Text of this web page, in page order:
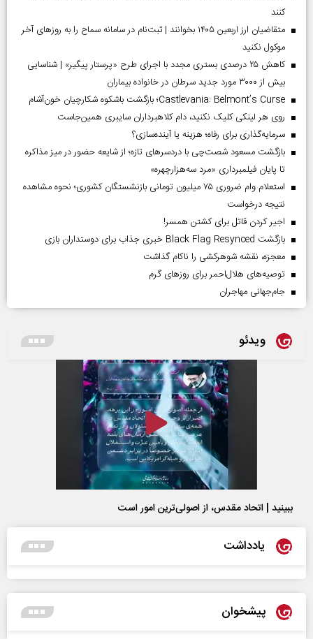
کنند
متقاضیان ارز اربعین ۱۴۰۵ بخوانند | ثبت‌نام در سامانه سماح را به روز‌های آخر
موکول نکنید
کاهش ۲۵ درصدی بستری مجدد با اجرای طرح «پرستار پیگیر» | شناسایی
بیش از ۳۰۰۰ مورد جدید سرطان در خانواده بیماران
Castlevania: Belmont’s Curse؛ بازگشت باشکوه شکارچیان خون‌آشام
روی هر لینکی کلیک نکنید، دام کلاهبرداران سایبری همین‌جاست
سرمایه‌گذاری برای رفاه؛ هزینه یا آینده‌سازی؟
بازگشت مسعود شصت‌چی با دردسر‌های تازه؛ از شایعه حضور در میز مذاکره
تا پایان فیلمبرداری «مرد سه‌هزارچهره»
استعلام وام ضروری ۷۵ میلیون تومانی بازنشستگان کشوری؛ نحوه مشاهده
نتیجه درخواست
اجیر کردن قاتل برای کشتن همسر!
بازگشت Black Flag Resynced خبری جذاب برای دوستداران بازی
معجزه، نقشه شوهرکشی را ناکام گذاشت
توصیه‌های هلال‌احمر برای روز‌های گرم
جام‌جهانی مهاجران
ویدئو
ببینید | اتحاد مقدس، از اصولی‌ترین امور است
یادداشت
پیشخوان